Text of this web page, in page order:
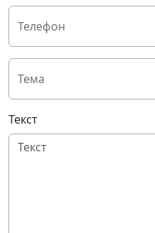
Телефон
Тема
Текст